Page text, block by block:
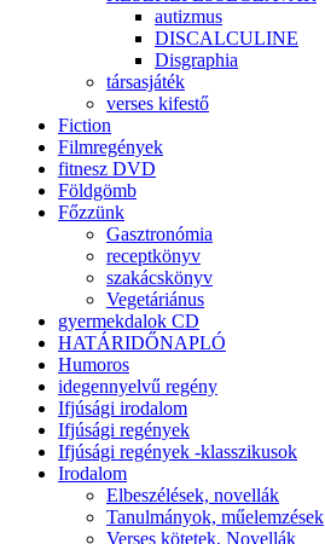
autizmus
DISCALCULINE
Disgraphia
társasjáték
verses kifestő
Fiction
Filmregények
fitnesz DVD
Földgömb
Főzzünk
Gasztronómia
receptkönyv
szakácskönyv
Vegetáriánus
gyermekdalok CD
HATÁRIDŐNAPLÓ
Humoros
idegennyelvű regény
Ifjúsági irodalom
Ifjúsági regények
Ifjúsági regények -klasszikusok
Irodalom
Elbeszélések, novellák
Tanulmányok, műelemzések
Verses kötetek, Novellák